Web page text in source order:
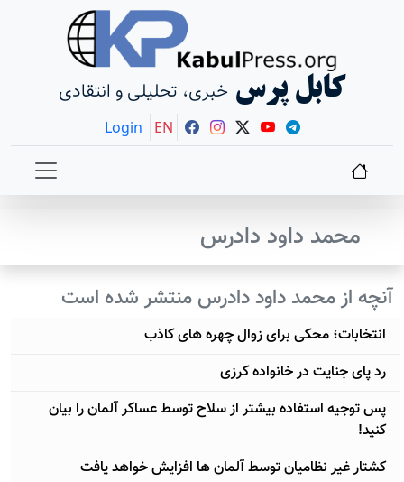
کابل پرس خبری، تحلیلی و انتقادی
Login EN
محمد داود دادرس
آنچه از محمد داود دادرس منتشر شده است
انتخابات؛ محکی برای زوال چهره های کاذب
رد پای جنایت در خانواده کرزی
پس توجیه استفاده بیشتر از سلاح توسط عساکر آلمان را بیان
کنید!
کشتار غیر نظامیان توسط آلمان ها افزایش خواهد یافت